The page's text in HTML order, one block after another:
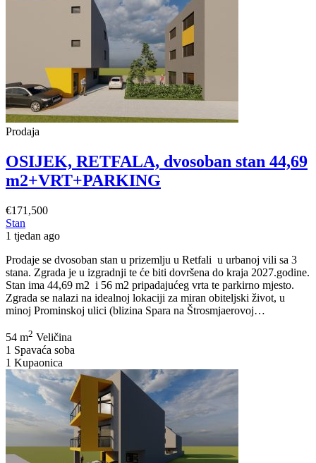
stan
52,86
m2
***PRIZEMLJE+LOĐA+PARKING
Prodaja
OSIJEK, RETFALA, dvosoban stan 44,69
m2+VRT+PARKING
€171,500
Stan
1 tjedan ago
Prodaje se dvosoban stan u prizemlju u Retfali u urbanoj vili sa 3
stana. Zgrada je u izgradnji te će biti dovršena do kraja 2027.godine.
Stan ima 44,69 m2 i 56 m2 pripadajućeg vrta te parkirno mjesto.
Zgrada se nalazi na idealnoj lokaciji za miran obiteljski život, u
minoj Prominskoj ulici (blizina Spara na Štrosmjaerovoj…
54 m2 Veličina
1 Spavaća soba
1 Kupaonica